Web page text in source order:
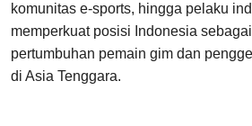
komunitas e-sports, hingga pelaku
memperkuat posisi Indonesia
pertumbuhan pemain gim dan
di Asia Tenggara.